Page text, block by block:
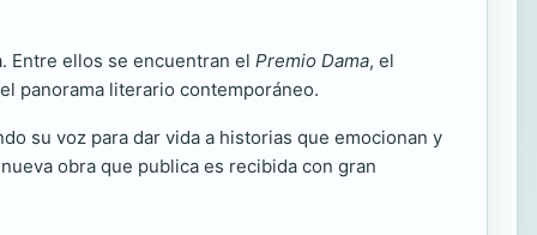
Entre ellos se encuentran el Premio Dama, el
panorama literario contemporáneo.
su voz para dar vida a historias que emocionan y
obra que publica es recibida con gran